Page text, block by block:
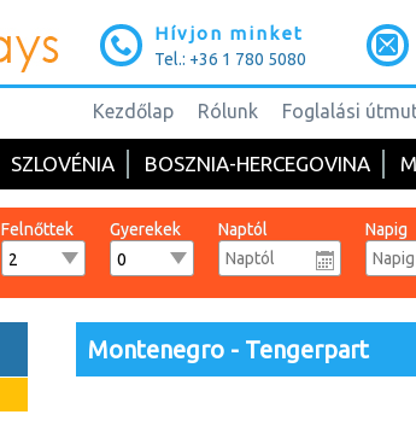
Hívjon minket
Tel.: +36 1 780 5080
Kezdőlap Rólunk Foglalási
SZLOVÉNIA BOSZNIA-HERCEGOVINA
Felnőttek Gyerekek Naptól Napig
Montenegro - Tengerpart